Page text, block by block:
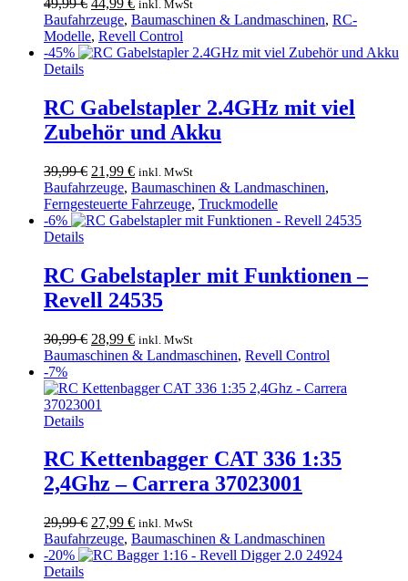
49,99€
Preis
war:
49,99 €
44,99 €
Preis
ist:
44,99 €.
inkl. MwSt
Baufahrzeuge, Baumaschinen & Landmaschinen, RC-
Modelle, Revell Control
-45%
Details
RC Gabelstapler 2.4GHz mit viel
Zubehör und Akku
39,99€ Ursprünglicher
Preis
war:
39,99 €
21,99 €Aktueller
Preis
ist:
21,99 €.
inkl. MwSt
Baufahrzeuge, Baumaschinen & Landmaschinen,
Ferngesteuerte Fahrzeuge, Truckmodelle
-6%
Details
RC Gabelstapler mit Funktionen –
Revell 24535
30,99€ Ursprünglicher
Preis
30,99 €
28,99 €Aktueller
Preis
28,99 €.
inkl. MwSt
Baumaschinen & Landmaschinen, Revell Control
-7%
Details
RC Kettenbagger CAT 336 1:35
2,4Ghz – Carrera 37023001
29,99€ Ursprünglicher
Preis
war:
27,99 €Aktueller
Preis
ist:
inkl. MwSt
Baufahrzeuge, Baumaschinen & Landmaschinen
-20%
Details